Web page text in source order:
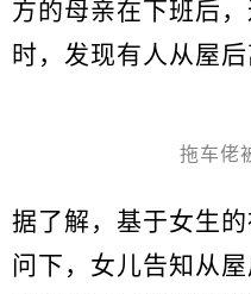
方的母亲在下班后
时，发现有人从屋后
拖车佬
据了解，基于女生
问下，女儿告知从